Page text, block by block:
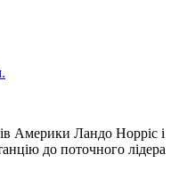
Америки Ландо Норріс і
до поточного лідера